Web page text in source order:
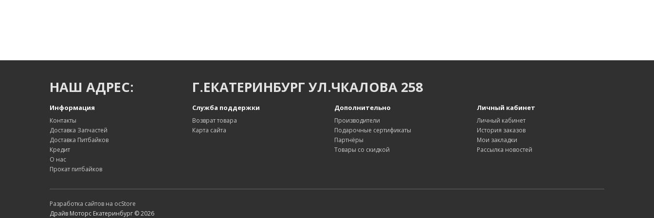
НАШ АДРЕС: Г.ЕКАТЕРИНБУРГ УЛ.ЧКАЛОВА 258
Информация
Контакты
Доставка Запчастей
Доставка Питбайков
Кредит
О нас
Прокат питбайков
Служба поддержки
Возврат товара
Карта сайта
Дополнительно
Производители
Подарочные сертификаты
Партнёры
Товары со скидкой
Личный кабинет
Личный кабинет
История заказов
Мои закладки
Рассылка новостей
Разработка сайтов на ocStore
Драйв Моторс Екатеринбург © 2026